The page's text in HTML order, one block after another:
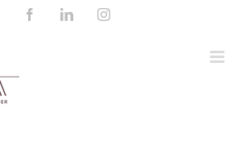
FacebookLinkedInInstagram